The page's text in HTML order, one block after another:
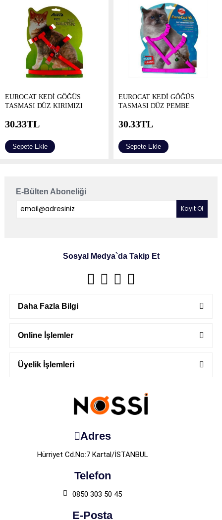
EUROCAT KEDİ GÖĞÜS
TASMASI DÜZ KIRIMIZI
30.33TL
Sepete Ekle
EUROCAT KEDİ GÖĞÜS
TASMASI DÜZ PEMBE
30.33TL
Sepete Ekle
E-Bülten Aboneliği
Sosyal Medya`da Takip Et
Daha Fazla Bilgi
Online İşlemler
Üyelik İşlemleri
Adres
Hürriyet Cd.No:7 Kartal/İSTANBUL
Telefon
0850 303 50 45
E-Posta